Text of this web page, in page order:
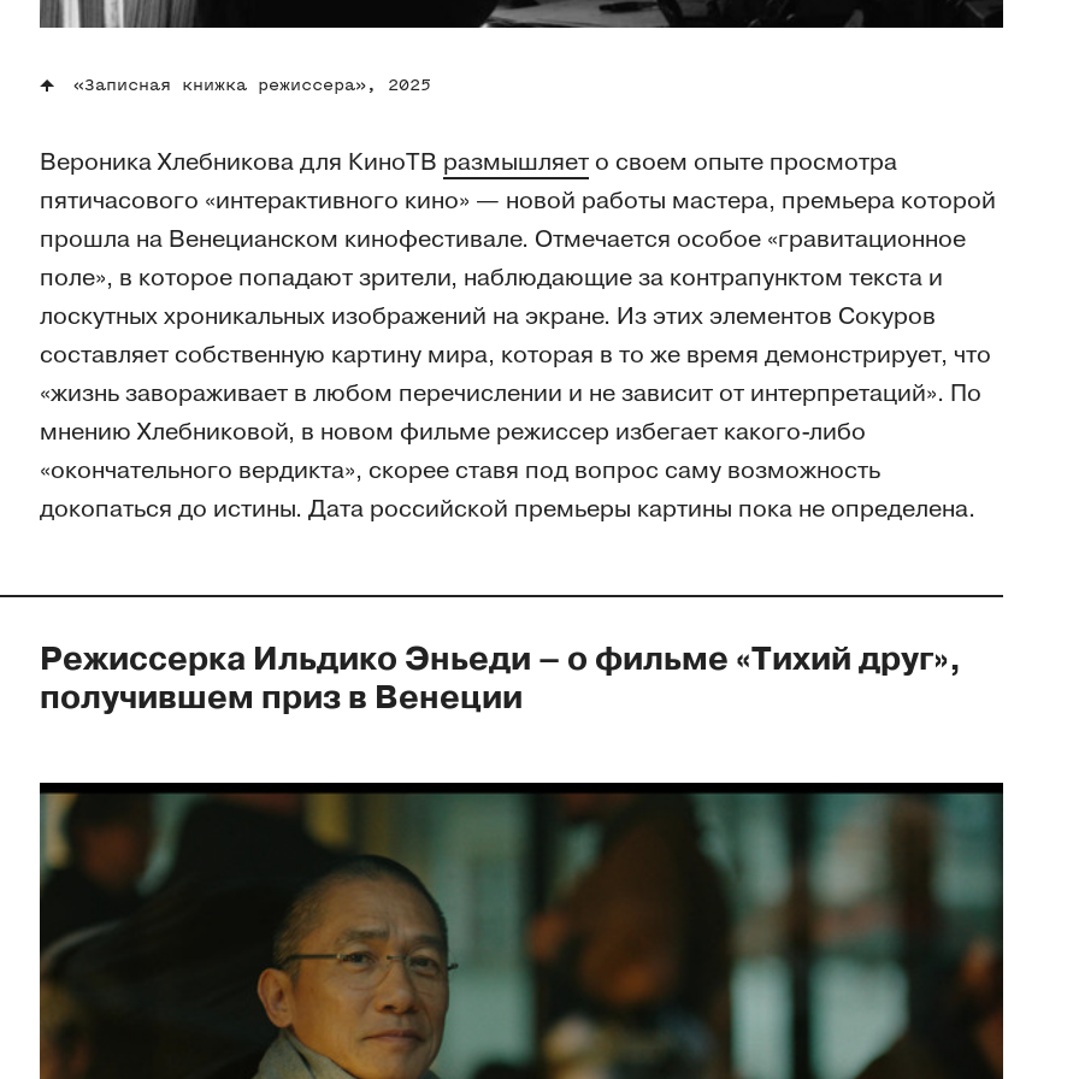
«Записная книжка режиссера», 2025
Вероника Хлебникова для КиноТВ размышляет о своем опыте просмотра
пятичасового «интерактивного кино» — новой работы мастера, премьера которой
прошла на Венецианском кинофестивале. Отмечается особое «гравитационное
поле», в которое попадают зрители, наблюдающие за контрапунктом текста и
лоскутных хроникальных изображений на экране. Из этих элементов Сокуров
составляет собственную картину мира, которая в то же время демонстрирует, что
«жизнь завораживает в любом перечислении и не зависит от интерпретаций». По
мнению Хлебниковой, в новом фильме режиссер избегает какого-либо
«окончательного вердикта», скорее ставя под вопрос саму возможность
докопаться до истины. Дата российской премьеры картины пока не определена.
Режиссерка Ильдико Эньеди – о фильме «Тихий друг»,
получившем приз в Венеции